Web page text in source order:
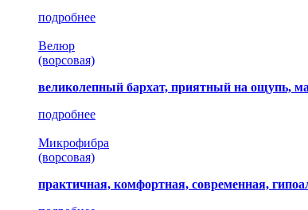
подробнее
Велюр
(ворсовая)
великолепный бархат, приятный на ощупь,
подробнее
Микрофибра
(ворсовая)
практичная, комфортная, современная,